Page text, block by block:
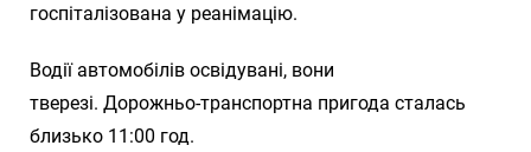
госпіталізована у реанімацію.
Водії автомобілів освідувані, вони
тверезі. Дорожньо-транспортна пригода сталась
близько 11:00 год.